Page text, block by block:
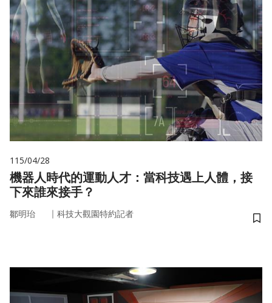
115/04/28
機器人時代的運動人才：當科技遇上人體，接
下來誰來接手？
鄒明珆 ｜ 科技大觀園特約記者
儲